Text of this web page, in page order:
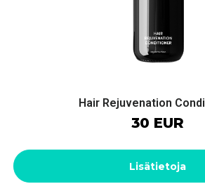
Hair Rejuvenation
30 EUR
Lisätietoja